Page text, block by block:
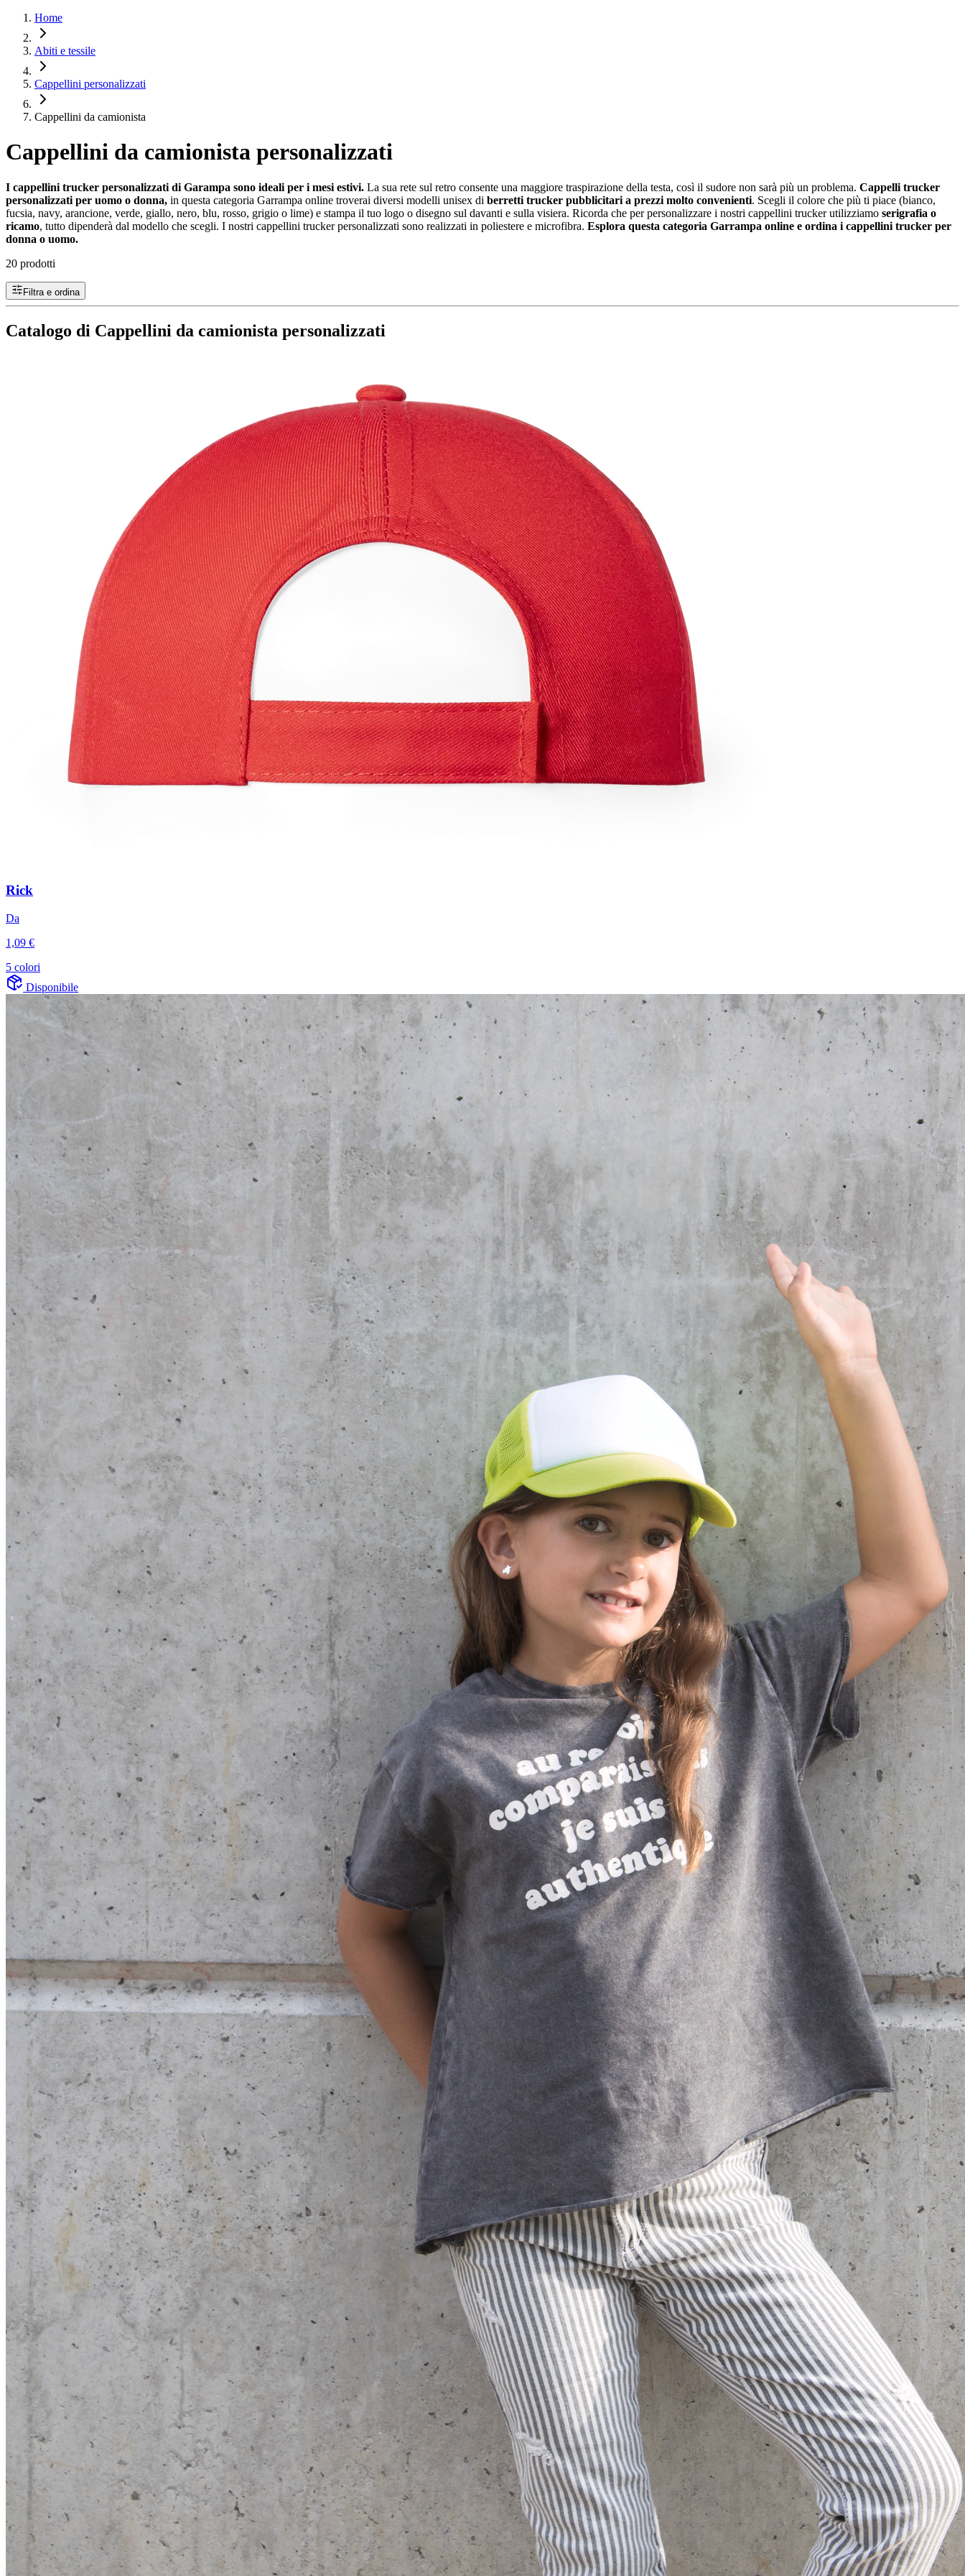
Home
Abiti e tessile
Cappellini personalizzati
Cappellini da camionista
Cappellini da camionista personalizzati
I cappellini trucker personalizzati di Garampa sono ideali per i mesi estivi. La sua rete sul retro consente una maggiore traspirazione della testa, così il sudore non sarà più un problema. Cappelli trucker
personalizzati per uomo o donna, in questa categoria Garrampa online troverai diversi modelli unisex di berretti trucker pubblicitari a prezzi molto convenienti. Scegli il colore che più ti piace (bianco,
fucsia, navy, arancione, verde, giallo, nero, blu, rosso, grigio o lime) e stampa il tuo logo o disegno sul davanti e sulla visiera. Ricorda che per personalizzare i nostri cappellini trucker utilizziamo serigrafia o
ricamo, tutto dipenderà dal modello che scegli. I nostri cappellini trucker personalizzati sono realizzati in poliestere e microfibra. Esplora questa categoria Garrampa online e ordina i cappellini trucker per
donna o uomo.
20 prodotti
Filtra e ordina
Catalogo di Cappellini da camionista personalizzati
Rick
Da
1,09 €
5 colori
Disponibile